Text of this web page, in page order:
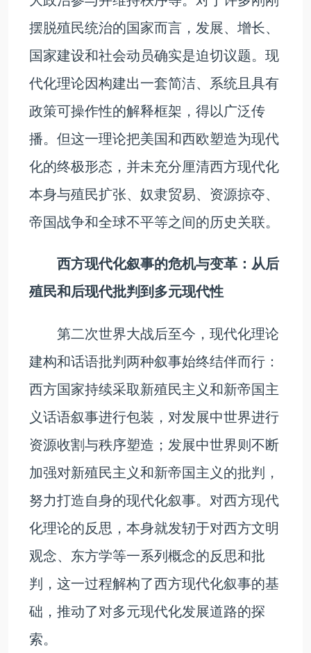
摆脱殖民统治的国家而言，发展、增长、
国家建设和社会动员确实是迫切议题。现
代化理论因构建出一套简洁、系统且具有
政策可操作性的解释框架，得以广泛传
播。但这一理论把美国和西欧塑造为现代
化的终极形态，并未充分厘清西方现代化
本身与殖民扩张、奴隶贸易、资源掠夺、
帝国战争和全球不平等之间的历史关联。
西方现代化叙事的危机与变革：从后
殖民和后现代批判到多元现代性
第二次世界大战后至今，现代化理论
建构和话语批判两种叙事始终结伴而行：
西方国家持续采取新殖民主义和新帝国主
义话语叙事进行包装，对发展中世界进行
资源收割与秩序塑造；发展中世界则不断
加强对新殖民主义和新帝国主义的批判，
努力打造自身的现代化叙事。对西方现代
化理论的反思，本身就‌发轫于对西方文明
观念、东方学等一系列概念的反思和批
判，这一过程解构了西方现代化叙事的基
础，推动了对多元现代化发展道路的探
索。